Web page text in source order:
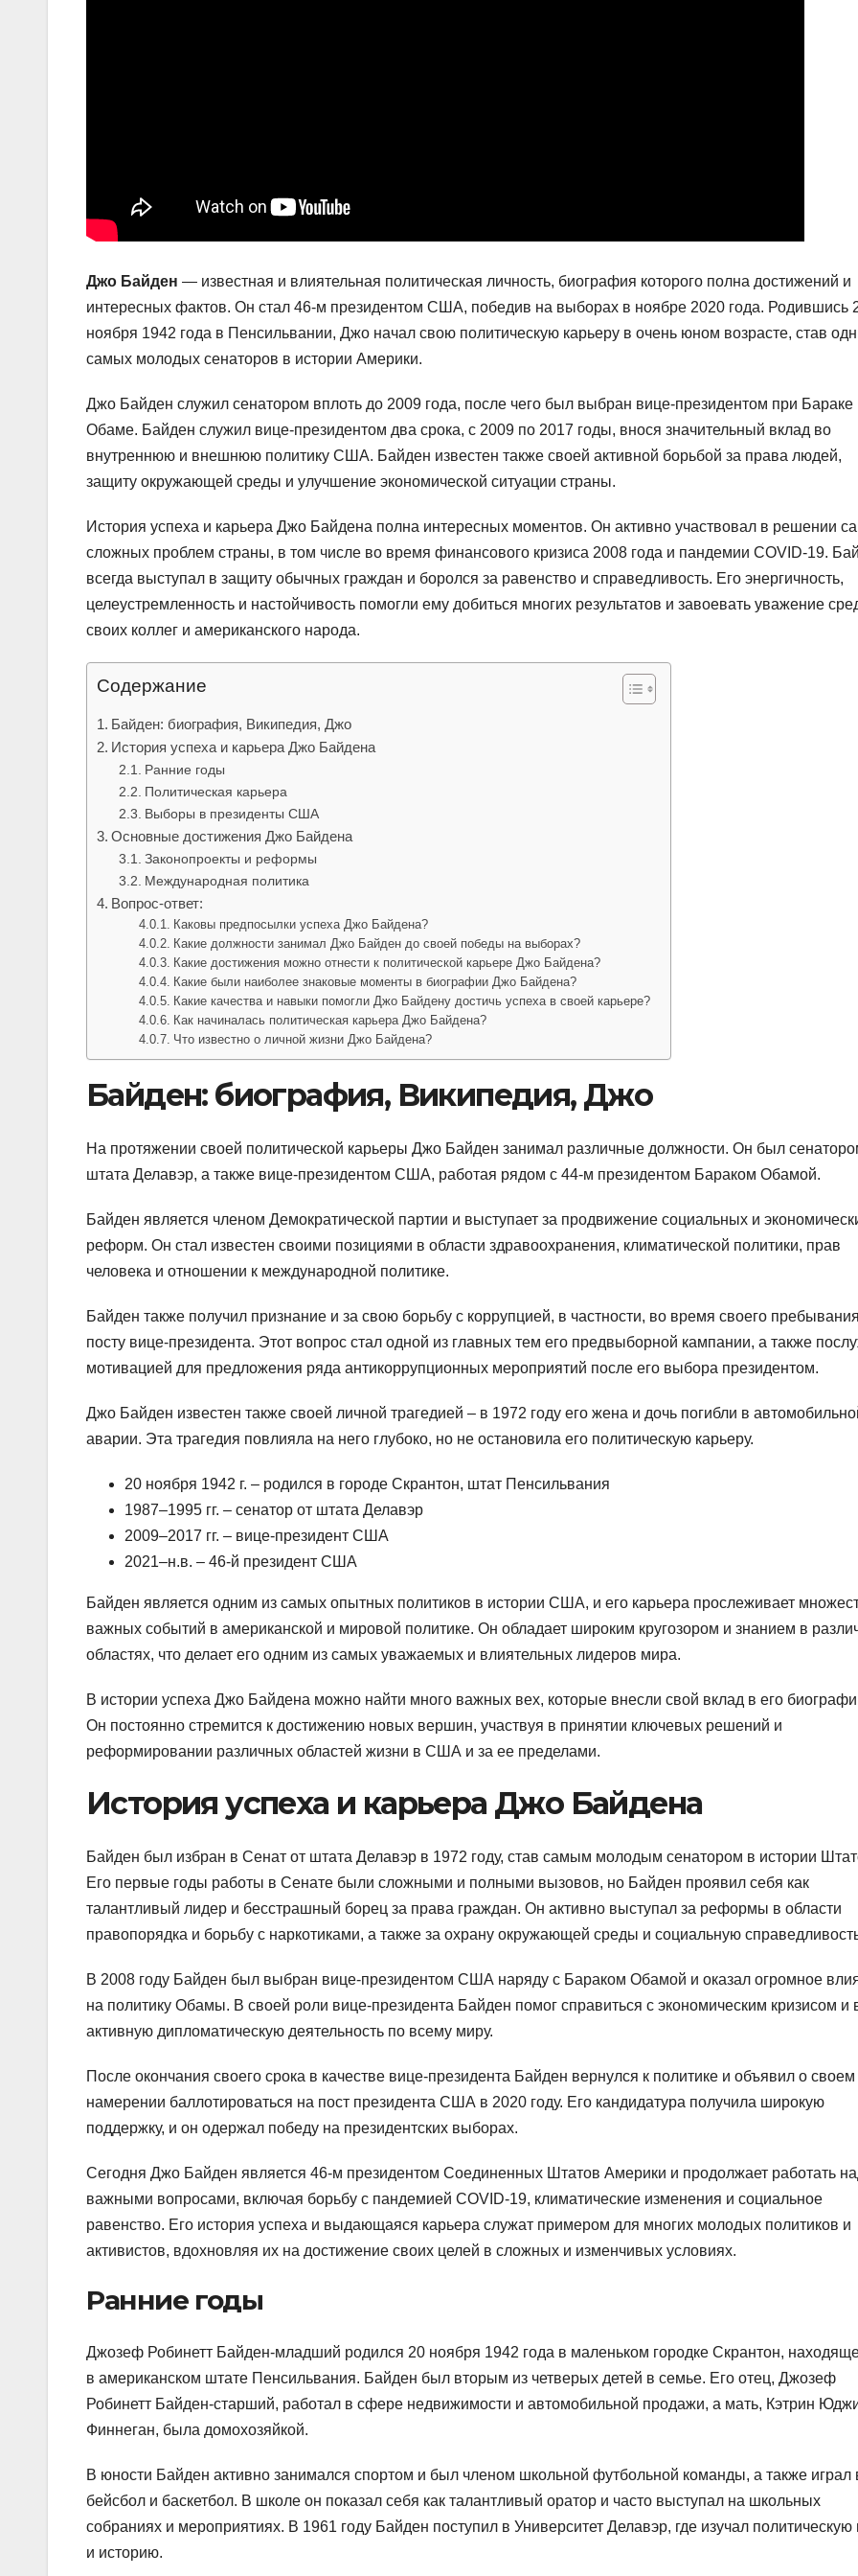
Джо Байден — известная и влиятельная политическая личность, биография которого полна достижений и
интересных фактов. Он стал 46-м президентом США, победив на выборах в ноябре 2020 года. Родившись
ноября 1942 года в Пенсильвании, Джо начал свою политическую карьеру в очень юном возрасте, став
самых молодых сенаторов в истории Америки.
Джо Байден служил сенатором вплоть до 2009 года, после чего был выбран вице-президентом при Бараке
Обаме. Байден служил вице-президентом два срока, с 2009 по 2017 годы, внося значительный вклад во
внутреннюю и внешнюю политику США. Байден известен также своей активной борьбой за права людей,
защиту окружающей среды и улучшение экономической ситуации страны.
История успеха и карьера Джо Байдена полна интересных моментов. Он активно участвовал в решении
сложных проблем страны, в том числе во время финансового кризиса 2008 года и пандемии COVID-19.
всегда выступал в защиту обычных граждан и боролся за равенство и справедливость. Его энергичность,
целеустремленность и настойчивость помогли ему добиться многих результатов и завоевать уважение
своих коллег и американского народа.
Содержание
Байден: биография, Википедия, Джо
История успеха и карьера Джо Байдена
Ранние годы
Политическая карьера
Выборы в президенты США
Основные достижения Джо Байдена
Законопроекты и реформы
Международная политика
Вопрос-ответ:
Каковы предпосылки успеха Джо Байдена?
Какие должности занимал Джо Байден до своей победы на выборах?
Какие достижения можно отнести к политической карьере Джо Байдена?
Какие были наиболее знаковые моменты в биографии Джо Байдена?
Какие качества и навыки помогли Джо Байдену достичь успеха в своей карьере?
Как начиналась политическая карьера Джо Байдена?
Что известно о личной жизни Джо Байдена?
Байден: биография, Википедия, Джо
На протяжении своей политической карьеры Джо Байден занимал различные должности. Он был
штата Делавэр, а также вице-президентом США, работая рядом с 44-м президентом Бараком Обамой.
Байден является членом Демократической партии и выступает за продвижение социальных и
реформ. Он стал известен своими позициями в области здравоохранения, климатической политики, прав
человека и отношении к международной политике.
Байден также получил признание и за свою борьбу с коррупцией, в частности, во время своего
посту вице-президента. Этот вопрос стал одной из главных тем его предвыборной кампании, а также
мотивацией для предложения ряда антикоррупционных мероприятий после его выбора президентом.
Джо Байден известен также своей личной трагедией – в 1972 году его жена и дочь погибли в
аварии. Эта трагедия повлияла на него глубоко, но не остановила его политическую карьеру.
20 ноября 1942 г. – родился в городе Скрантон, штат Пенсильвания
1987–1995 гг. – сенатор от штата Делавэр
2009–2017 гг. – вице-президент США
2021–н.в. – 46-й президент США
Байден является одним из самых опытных политиков в истории США, и его карьера прослеживает
важных событий в американской и мировой политике. Он обладает широким кругозором и знанием в
областях, что делает его одним из самых уважаемых и влиятельных лидеров мира.
В истории успеха Джо Байдена можно найти много важных вех, которые внесли свой вклад в его
Он постоянно стремится к достижению новых вершин, участвуя в принятии ключевых решений и
реформировании различных областей жизни в США и за ее пределами.
История успеха и карьера Джо Байдена
Байден был избран в Сенат от штата Делавэр в 1972 году, став самым молодым сенатором в истории
Его первые годы работы в Сенате были сложными и полными вызовов, но Байден проявил себя как
талантливый лидер и бесстрашный борец за права граждан. Он активно выступал за реформы в области
правопорядка и борьбу с наркотиками, а также за охрану окружающей среды и социальную
В 2008 году Байден был выбран вице-президентом США наряду с Бараком Обамой и оказал огромное
на политику Обамы. В своей роли вице-президента Байден помог справиться с экономическим кризисом и
активную дипломатическую деятельность по всему миру.
После окончания своего срока в качестве вице-президента Байден вернулся к политике и объявил о своем
намерении баллотироваться на пост президента США в 2020 году. Его кандидатура получила широкую
поддержку, и он одержал победу на президентских выборах.
Сегодня Джо Байден является 46-м президентом Соединенных Штатов Америки и продолжает работать
важными вопросами, включая борьбу с пандемией COVID-19, климатические изменения и социальное
равенство. Его история успеха и выдающаяся карьера служат примером для многих молодых политиков и
активистов, вдохновляя их на достижение своих целей в сложных и изменчивых условиях.
Ранние годы
Джозеф Робинетт Байден-младший родился 20 ноября 1942 года в маленьком городке Скрантон,
в американском штате Пенсильвания. Байден был вторым из четверых детей в семье. Его отец, Джозеф
Робинетт Байден-старший, работал в сфере недвижимости и автомобильной продажи, а мать, Кэтрин
Финнеган, была домохозяйкой.
В юности Байден активно занимался спортом и был членом школьной футбольной команды, а также играл
бейсбол и баскетбол. В школе он показал себя как талантливый оратор и часто выступал на школьных
собраниях и мероприятиях. В 1961 году Байден поступил в Университет Делавэр, где изучал политическую
и историю.